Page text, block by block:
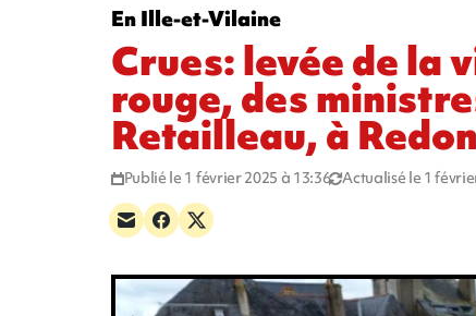
En Ille-et-Vilaine
Crues: levée de la
rouge, des
Retailleau, à Redon
Publié le 1 février 2025 à 13:36 Actualisé le 1